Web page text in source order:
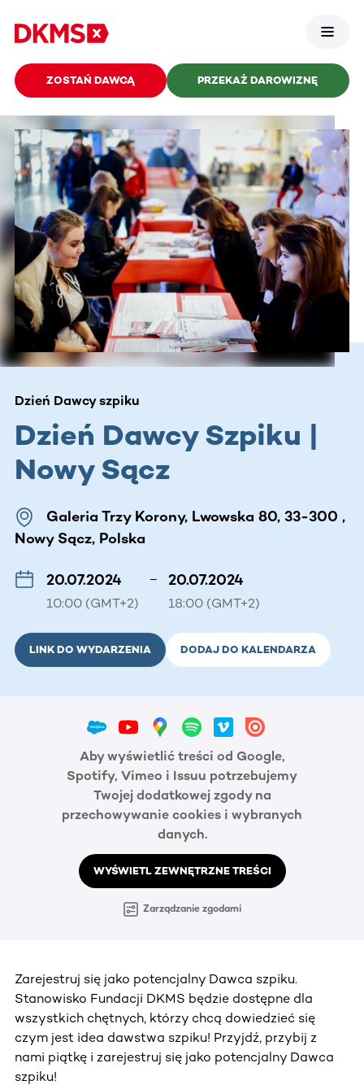
ZOSTAŃ DAWCĄ PRZEKAŻ DAROWIZNĘ
Dzień Dawcy szpiku
Dzień Dawcy Szpiku |
Nowy Sącz
Galeria Trzy Korony, Lwowska 80, 33-300 ,
Nowy Sącz, Polska
20.07.2024
10:00 (GMT+2)
– 20.07.2024
18:00 (GMT+2)
LINK DO WYDARZENIA DODAJ DO KALENDARZA
Aby wyświetlić treści od Google,
Spotify, Vimeo i Issuu potrzebujemy
Twojej dodatkowej zgody na
przechowywanie cookies i wybranych
danych.
WYŚWIETL ZEWNĘTRZNE TREŚCI
Zarządzanie zgodami
Zarejestruj się jako potencjalny Dawca szpiku.
Stanowisko Fundacji DKMS będzie dostępne dla
wszystkich chętnych, którzy chcą dowiedzieć się
czym jest idea dawstwa szpiku! Przyjdź, przybij z
nami piątkę i zarejestruj się jako potencjalny Dawca
szpiku!